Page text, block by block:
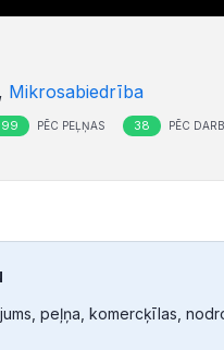
Mikrosabiedrība
99 PĒC PEĻŅAS 38 PĒC
peļņa, komercķīlas,